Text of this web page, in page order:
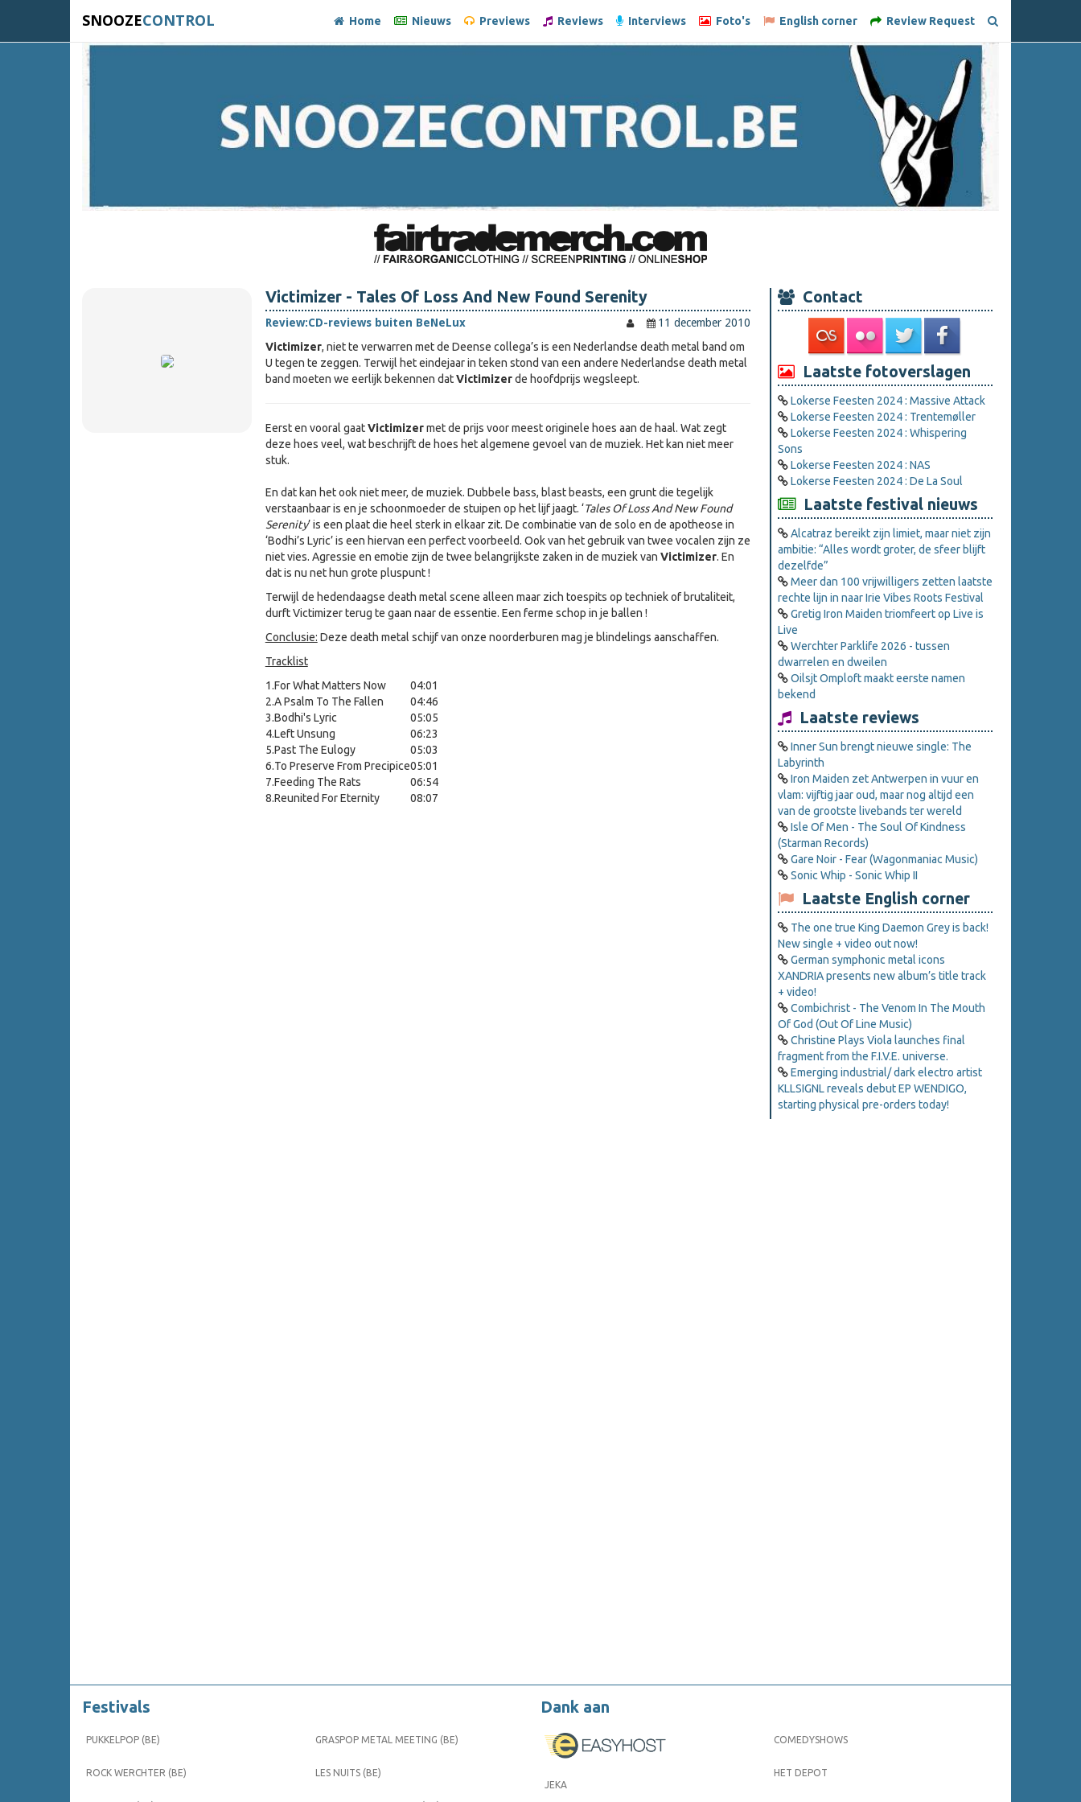
SNOOZECONTROL Home Nieuws Previews Reviews Interviews Foto's English corner Review Request
Victimizer - Tales Of Loss And New Found Serenity
Review:CD-reviews buiten BeNeLux
11 december 2010
Victimizer, niet te verwarren met de Deense collega’s is een Nederlandse death metal band om
U tegen te zeggen. Terwijl het eindejaar in teken stond van een andere Nederlandse death metal
band moeten we eerlijk bekennen datVictimizerde hoofdprijs wegsleept.
Eerst en vooral gaatVictimizermet de prijs voor meest originele hoes aan de haal. Wat zegt
deze hoes veel, wat beschrijft de hoes het algemene gevoel van de muziek. Het kan niet meer
stuk.
En dat kan het ook niet meer, de muziek. Dubbele bass, blast beasts, een grunt die tegelijk
verstaanbaar is en je schoonmoeder de stuipen op het lijf jaagt. ‘Tales Of Loss And New Found
Serenity’ is een plaat die heel sterk in elkaar zit. De combinatie van de solo en de apotheose in
‘Bodhi’s Lyric’ is een hiervan een perfect voorbeeld. Ook van het gebruik van twee vocalen zijn ze
niet vies. Agressie en emotie zijn de twee belangrijkste zaken in de muziek van Victimizer. En
dat is nu net hun grote pluspunt !
Terwijl de hedendaagse death metal scene alleen maar zich toespits op techniek of brutaliteit,
durft Victimizer terug te gaan naar de essentie. Een ferme schop in je ballen !
Conclusie: Deze death metal schijf van onze noorderburen mag je blindelings aanschaffen.
Tracklist
1.For What Matters Now
04:01
2.A Psalm To The Fallen
04:46
3.Bodhi's Lyric
05:05
4.Left Unsung
06:23
5.Past The Eulogy
05:03
6.To Preserve From Precipice05:01
7.Feeding The Rats
06:54
8.Reunited For Eternity 08:07
Contact
Laatste fotoverslagen
Lokerse Feesten 2024 : Massive Attack
Lokerse Feesten 2024 : Trentemøller
Lokerse Feesten 2024 : Whispering
Sons
Lokerse Feesten 2024 : NAS
Lokerse Feesten 2024 : De La Soul
Laatste festival nieuws
Alcatraz bereikt zijn limiet, maar niet zijn
ambitie: “Alles wordt groter, de sfeer blijft
dezelfde”
Meer dan 100 vrijwilligers zetten laatste
rechte lijn in naar Irie Vibes Roots Festival
Gretig Iron Maiden triomfeert op Live is
Live
Werchter Parklife 2026 - tussen
dwarrelen en dweilen
Oilsjt Omploft maakt eerste namen
bekend
Laatste reviews
Inner Sun brengt nieuwe single: The
Labyrinth
Iron Maiden zet Antwerpen in vuur en
vlam: vijftig jaar oud, maar nog altijd een
van de grootste livebands ter wereld
Isle Of Men - The Soul Of Kindness
(Starman Records)
Gare Noir - Fear (Wagonmaniac Music)
Sonic Whip - Sonic Whip II
Laatste English corner
The one true King Daemon Grey is back!
New single + video out now!
German symphonic metal icons
XANDRIA presents new album’s title track
+ video!
Combichrist - The Venom In The Mouth
Of God (Out Of Line Music)
Christine Plays Viola launches final
fragment from the F.I.V.E. universe.
Emerging industrial/ dark electro artist
KLLSIGNL reveals debut EP WENDIGO,
starting physical pre-orders today!
Festivals
PUKKELPOP (BE)
ROCK WERCHTER (BE)
GRASPOP METAL MEETING (BE)
LES NUITS (BE)
Dank aan
JEKA
COMEDYSHOWS
HET DEPOT